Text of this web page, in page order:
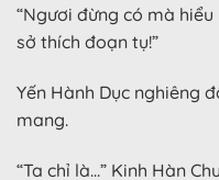
“Ngươi đừng có mà
sở thích đoạn tụ!”
Yến Hành Dục nghiêng
mang.
“Ta chỉ là…” Kinh Hàn